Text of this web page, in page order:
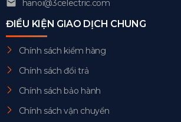
hanoi@3celectric.com
ĐIỀU KIỆN GIAO DỊCH CHUNG
Chính sách kiểm hàng
Chính sách đổi trả
Chính sách bảo hành
Chính sách vận chuyển